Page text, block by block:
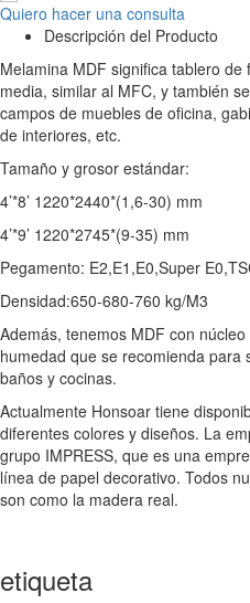
Quiero hacer una consulta
Descripción del Producto
Melamina MDF significa tablero
media, similar al MFC, y también
campos de muebles de oficina,
de interiores, etc.
Tamaño y grosor estándar:
4’*8’ 1220*2440*(1,6-30) mm
4’*9’ 1220*2745*(9-35) mm
Pegamento: E2,E1,E0,Super
Densidad:650-680-760 kg/M3
Además, tenemos MDF con
humedad que se recomienda para
baños y cocinas.
Actualmente Honsoar tiene
diferentes colores y diseños. La
grupo IMPRESS, que es una
línea de papel decorativo. Todos
son como la madera real.
etiqueta